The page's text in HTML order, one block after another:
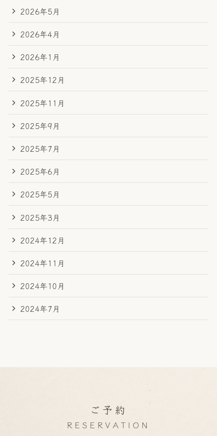
2026年5月
2026年4月
2026年1月
2025年12月
2025年11月
2025年9月
2025年7月
2025年6月
2025年5月
2025年3月
2024年12月
2024年11月
2024年10月
2024年7月
ご予約
RESERVATION